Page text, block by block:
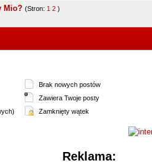
Mio? (Stron: 1 2 )
1 głosów - średnia ocena: 4 na 5
Brak nowych postów
Zawiera Twoje posty
Zamknięty wątek
Reklama: